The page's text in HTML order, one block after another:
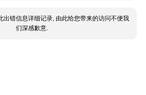
出错信息详细记录, 由此给您带来的访问不便我
们深感歉意.